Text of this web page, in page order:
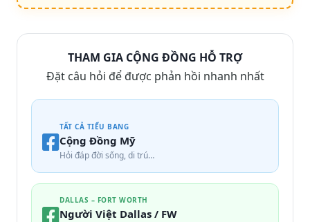
THAM GIA CỘNG ĐỒNG HỖ TRỢ
Đặt câu hỏi để được phản hồi nhanh nhất
TẤT CẢ TIỂU BANG
Cộng Đồng Mỹ
Hỏi đáp đời sống, di trú…
DALLAS – FORT WORTH
Người Việt Dallas / FW